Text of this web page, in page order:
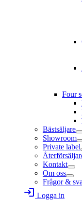
Four
Bästsäljare
Showroom
Private label
Kontakt
Om oss
Frågor &
login Logga in